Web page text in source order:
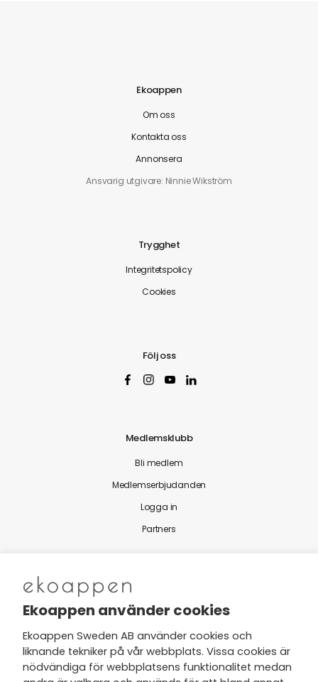
Ekoappen
Om oss
Kontakta oss
Annonsera
Ansvarig utgivare: Ninnie Wikström
Trygghet
Integritetspolicy
Cookies
Följ oss
Medlemsklubb
Bli medlem
Medlemserbjudanden
Logga in
Partners
Nytt från Ekoappen
Jag har tagit del av Ekoappens
personuppgifts- och
Ekoappen använder cookies
Ekoappen Sweden AB använder cookies och
liknande tekniker på vår webbplats. Vissa cookies är
nödvändiga för webbplatsens funktionalitet medan